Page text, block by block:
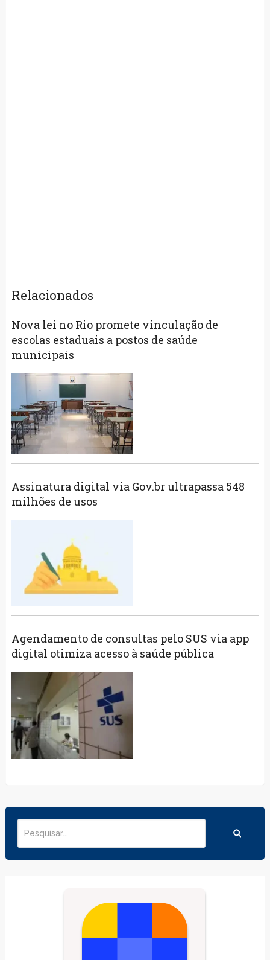
Relacionados
Nova lei no Rio promete vinculação de
escolas estaduais a postos de saúde
municipais
Assinatura digital via Gov.br ultrapassa 548
milhões de usos
Agendamento de consultas pelo SUS via app
digital otimiza acesso à saúde pública